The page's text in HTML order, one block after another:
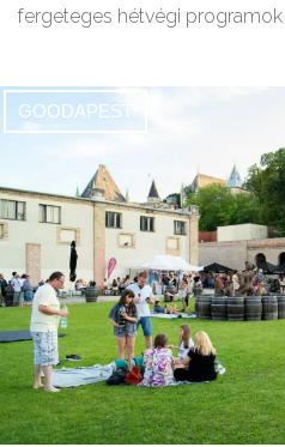
fergeteges hétvégi programok
GOODAPEST